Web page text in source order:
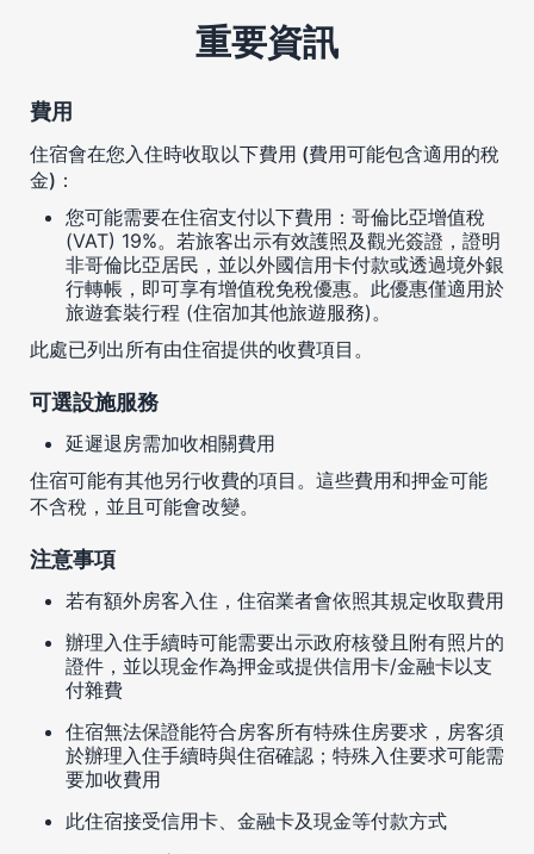
重要資訊
費用
住宿會在您入住時收取以下費用 (費用可能包含適用的稅
金)：
您可能需要在住宿支付以下費用：哥倫比亞增值稅
(VAT) 19%。若旅客出示有效護照及觀光簽證，證明
非哥倫比亞居民，並以外國信用卡付款或透過境外銀
行轉帳，即可享有增值稅免稅優惠。此優惠僅適用於
旅遊套裝行程 (住宿加其他旅遊服務)。
此處已列出所有由住宿提供的收費項目。
可選設施服務
延遲退房需加收相關費用
住宿可能有其他另行收費的項目。這些費用和押金可能
不含稅，並且可能會改變。
注意事項
若有額外房客入住，住宿業者會依照其規定收取費用
辦理入住手續時可能需要出示政府核發且附有照片的
證件，並以現金作為押金或提供信用卡/金融卡以支
付雜費
住宿無法保證能符合房客所有特殊住房要求，房客須
於辦理入住手續時與住宿確認；特殊入住要求可能需
要加收費用
此住宿接受信用卡、金融卡及現金等付款方式